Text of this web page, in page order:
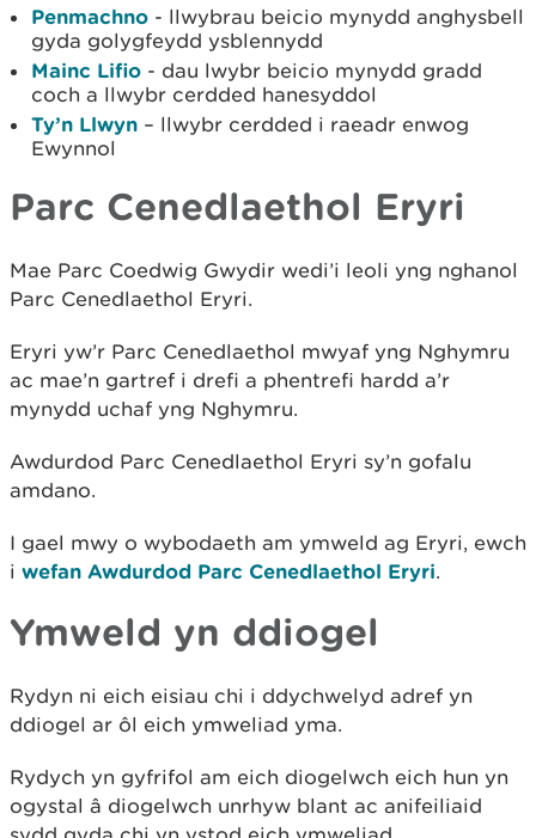
Penmachno - llwybrau beicio mynydd anghysbell
gyda golygfeydd ysblennydd
Mainc Lifio - dau lwybr beicio mynydd gradd
coch a llwybr cerdded hanesyddol
Ty’n Llwyn – llwybr cerdded i raeadr enwog
Ewynnol
Parc Cenedlaethol Eryri
Mae Parc Coedwig Gwydir wedi’i leoli yng nghanol
Parc Cenedlaethol Eryri.
Eryri yw’r Parc Cenedlaethol mwyaf yng Nghymru
ac mae’n gartref i drefi a phentrefi hardd a’r
mynydd uchaf yng Nghymru.
Awdurdod Parc Cenedlaethol Eryri sy’n gofalu
amdano.
I gael mwy o wybodaeth am ymweld ag Eryri, ewch
i wefan Awdurdod Parc Cenedlaethol Eryri.
Ymweld yn ddiogel
Rydyn ni eich eisiau chi i ddychwelyd adref yn
ddiogel ar ôl eich ymweliad yma.
Rydych yn gyfrifol am eich diogelwch eich hun yn
ogystal â diogelwch unrhyw blant ac anifeiliaid